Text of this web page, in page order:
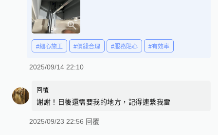
#細心施工 #價錢合理 #服務貼心 #有效率
2025/09/14 22:10
回覆
謝謝！日後還需要我的地方，記得連繫我雷
2025/09/23 22:56 回覆